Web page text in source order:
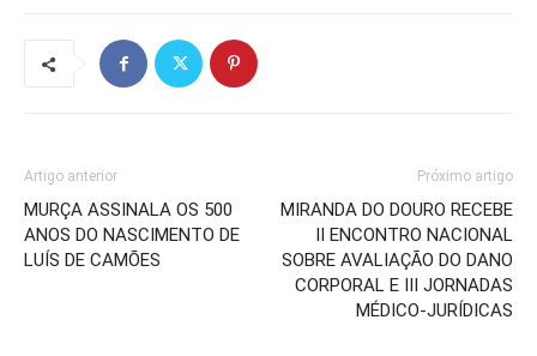
Artigo anterior
MURÇA ASSINALA OS 500
ANOS DO NASCIMENTO DE
LUÍS DE CAMÕES
Próximo artigo
MIRANDA DO DOURO RECEBE
II ENCONTRO NACIONAL
SOBRE AVALIAÇÃO DO DANO
CORPORAL E III JORNADAS
MÉDICO-JURÍDICAS